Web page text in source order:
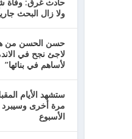
ولا زال البحث
حسن الحسن من
لاجئ نجح في
لأساهم في بنائها”
ستشهد الأيام
مرة أخرى
الأسبوع